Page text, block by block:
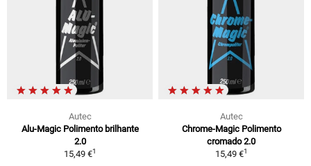
Autec
Alu-Magic Polimento brilhante
2.0
15,49 €1
Autec
Chrome-Magic Polimento
cromado 2.0
15,49 €1